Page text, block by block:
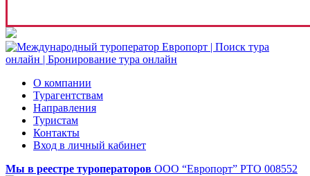
О компании
Турагентствам
Направления
Туристам
Контакты
Вход в личный кабинет
Мы в реестре туроператоров ООО “Европорт” РТО 008552